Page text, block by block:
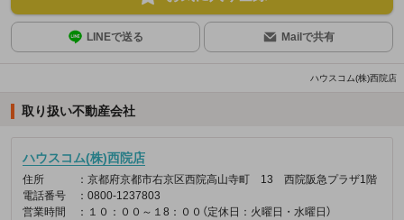
LINEで送る Mailで共有
ハウスコム(株)西院店
取り扱い不動産会社
ハウスコム(株)西院店
住所
：京都府京都市右京区西院高山寺町 13 西院阪急プラザ1階
電話番号
：0800-1237803
営業時間
：１０：００～１8：００（定休日：火曜日・水曜日）